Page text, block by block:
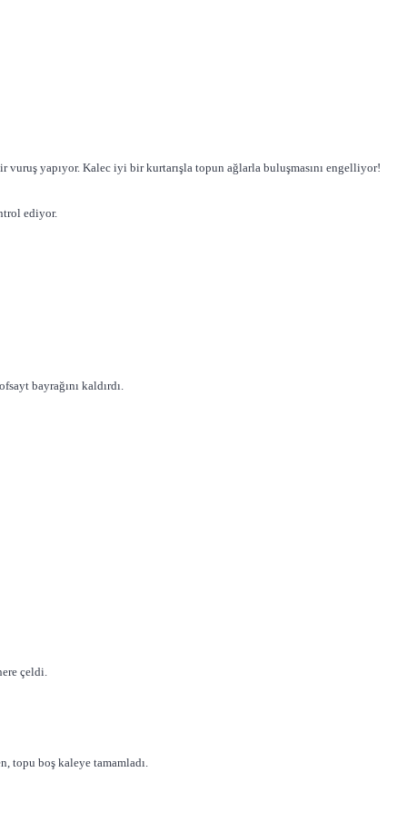
vuruş yapıyor. Kalec iyi bir kurtarışla topun ağlarla buluşmasını engelliyor!
ediyor.
bayrağını kaldırdı.
çeldi.
topu boş kaleye tamamladı.